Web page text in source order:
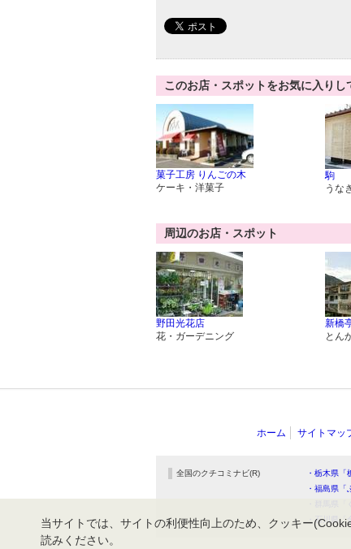
このお店・スポットをお気に入り
菓子工房 りんごの木
ケーキ・洋菓子
駒
うな
周辺のお店・スポット
野田光花店
花・ガーデニング
新橋
とん
ホーム サイトマッ
全国のクチコミナビ(R) ・栃木県「
・福島県「
・石川県
当サイトでは、サイトの利便性向上のため、クッキー
読みください。